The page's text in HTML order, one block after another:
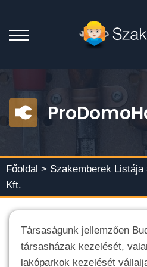
Főoldal > Szakemberek Listája
Kft.
Társaságunk jellemzően
társasházak kezelését,
lakóparkok kezelését